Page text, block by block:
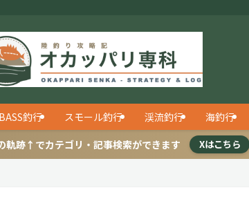
BASS釣行 スモール釣行 渓流釣行 海釣行
軌跡↑でカテゴリ・記事検索ができます
Xはこちら